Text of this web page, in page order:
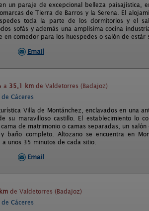
un paraje de excepcional belleza paisajística,
de Tierra de Barros y la Serena. El
toda la parte de los dormitorios y el
sofás y además una amplisima cocina
comedor para los huespedes o salón de estár
Email
a 35,1 km de Valdetorres (Badajoz)
Cáceres
Villa de Montánchez, enclavados en una
maravilloso castillo. El establecimiento lo
de matrimonio o camas separadas, un
baño completo. Altozano se encuentra en
unos 35 minutos de cada sitio.
Email
de Valdetorres (Badajoz)
Cáceres